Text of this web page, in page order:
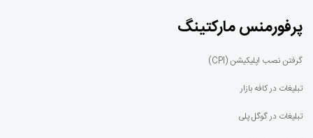
پرفورمنس مارکتینگ
گرفتن نصب اپلیکیشن (CPI)
تبلیغات در کافه بازار
تبلیغات در گوگل پلی